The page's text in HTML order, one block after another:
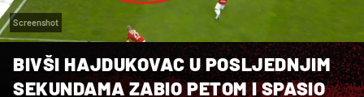
Screenshot
BIVŠI HAJDUKOVAC U POSLJEDNJIM
SEKUNDAMA ZABIO PETOM I SPASIO